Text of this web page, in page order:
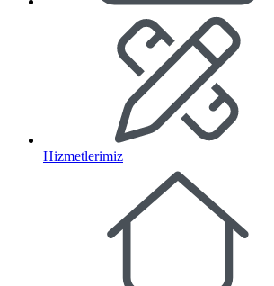
Hizmetlerimiz